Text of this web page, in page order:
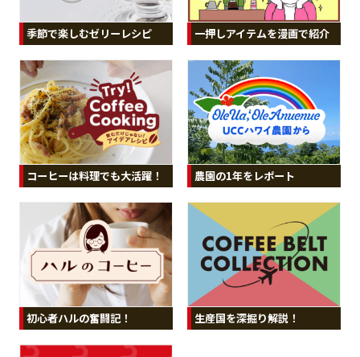
季節で楽しむゼリーレシピ 一押しアイテムを漫画で紹介
コーヒーは料理でも大活躍！ 農園の1年をレポート
初心者ハルの奮闘記！ 生産国を深掘り解説！